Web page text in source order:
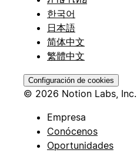
한국어
日本語
简体中文
繁體中文
Configuración de cookies
© 2026 Notion Labs, Inc.
Empresa
Conócenos
Oportunidades